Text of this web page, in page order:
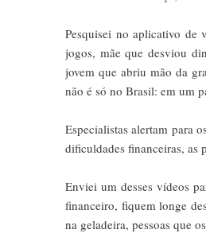
Pesquisei no aplicativo de
jogos, mãe que desviou
jovem que abriu mão da
não é só no Brasil: em um
Especialistas alertam para
dificuldades financeiras, as
Enviei um desses vídeos
financeiro, fiquem longe
na geladeira, pessoas que